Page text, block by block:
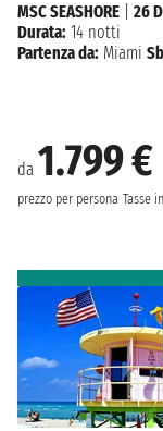
da 1.799 €
prezzo per persona Tasse
MSC SEASHORE
26
Durata: 14 notti
Partenza da: Miami